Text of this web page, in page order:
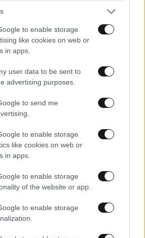
to enable storage
like cookies on web or
in apps.
user data to be sent to
advertising purposes.
to send me
to enable storage
like cookies on web or
in apps.
to enable storage
of the website or app.
to enable storage